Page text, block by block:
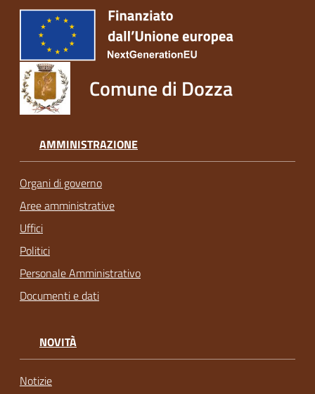
Comune di Dozza
AMMINISTRAZIONE
Organi di governo
Aree amministrative
Uffici
Politici
Personale Amministrativo
Documenti e dati
NOVITÀ
Notizie